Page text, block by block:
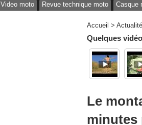
Video moto Revue technique moto Casque
Accueil >
Quelques
Le
minutes